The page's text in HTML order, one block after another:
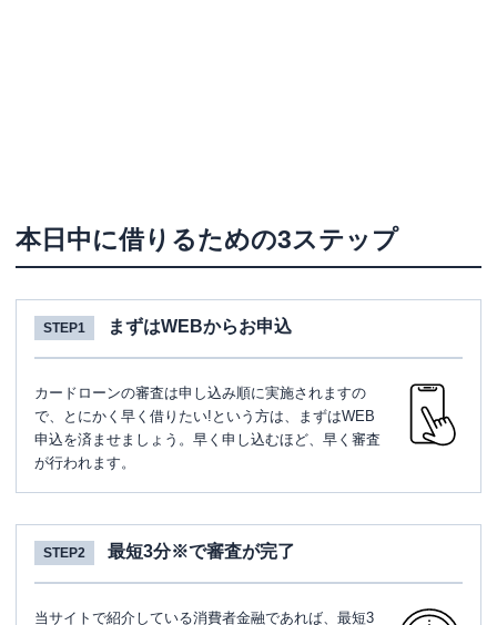
本日中に借りるための3ステップ
STEP1 まずはWEBからお申込
カードローンの審査は申し込み順に実施されますの
で、とにかく早く借りたい!という方は、まずはWEB
申込を済ませましょう。早く申し込むほど、早く審査
が行われます。
STEP2 最短3分※で審査が完了
当サイトで紹介している消費者金融であれば、最短3